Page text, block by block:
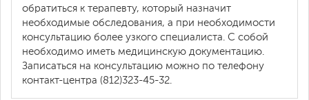
обратиться к терапевту, который назначит
необходимые обследования, а при необходимости
консультацию более узкого специалиста. С собой
необходимо иметь медицинскую документацию.
Записаться на консультацию можно по телефону
контакт-центра (812)323-45-32.